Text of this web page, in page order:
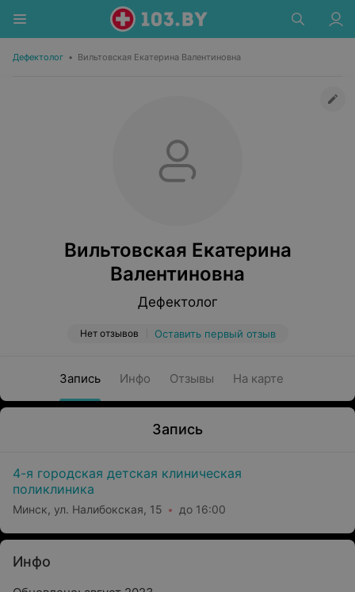
Дефектолог • Вильтовская Екатерина Валентиновна
Вильтовская Екатерина
Валентиновна
Дефектолог
Нет отзывов Оставить первый отзыв
Запись Инфо Отзывы На карте
Запись
4-я городская детская клиническая
поликлиника
Минск, ул. Налибокская, 15 до 16:00
Инфо